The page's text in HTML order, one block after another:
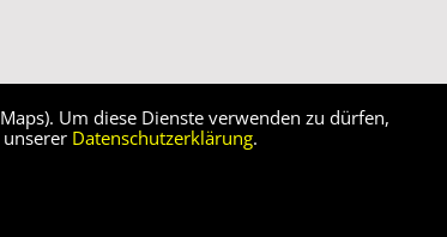
Um diese Dienste verwenden zu dürfen,
Datenschutzerklärung.